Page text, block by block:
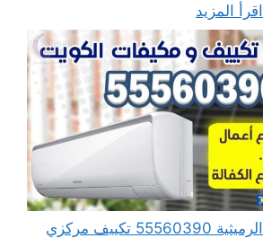
اقرأ المزيد
فني تكييف وتبريد الرميثية 55560390 تكييف مركزي